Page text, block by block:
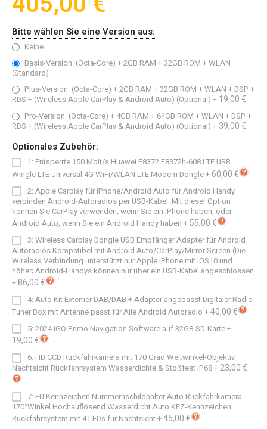
Bitte wählen Sie eine Version aus:
Keine
Basis-Version: (Octa-Core) + 2GB RAM + 32GB ROM + WLAN
(Standard)
Plus-Version: (Octa-Core) + 2GB RAM + 32GB ROM + WLAN + DSP +
RDS + (Wireless Apple CarPlay & Android Auto) (Optional) + 19,00 €
Pro-Version: (Octa-Core) + 4GB RAM + 64GB ROM + WLAN + DSP +
RDS + (Wireless Apple CarPlay & Android Auto) (Optional) + 39,00 €
Optionales Zubehör:
1: Entsperrte 150 Mbit/s Huawei E8372 E8372h-608 LTE USB
Wingle LTE Universal 4G WiFi/WLAN LTE Modem Dongle+60,00 €
2: Apple Carplay für iPhone/Android Auto für Android Handy
verbinden Android-Autoradios per USB-Kabel. Mit dieser Option
können Sie CarPlay verwenden, wenn Sie ein iPhone haben, oder
Android Auto, wenn Sie ein Android Handy haben + 55,00 €
3: Wireless Carplay Dongle USB Empfänger Adapter für Android
Autoradios Kompatibel mit Android Auto/CarPlay/Mirror Screen (Die
Wireless Verbindung unterstützt nur Apple iPhone mit IOS10 und
höher; Android-Handys können nur über ein USB-Kabel angeschlossen
+ 86,00 €
4: Auto Kit Externer DAB/DAB + Adapter angepasst Digitaler Radio
Tuner Box mit Antenne passt für Alle Android Autoradio +40,00 €
5: 2024 iGO Primo Navigation Software auf 32GB SD-Karte+
19,00 €
6: HD CCD Rückfahrkamera mit 170 Grad Weitwinkel-Objektiv
Nachtsicht Rückfahrsystem Wasserdichte & Stoßfest IP68+23,00 €
7: EU Kennzeichen Nummernschildhalter Auto Rückfahrkamera
170°Winkel Hochauflösend Wasserdicht Auto KFZ-Kennzeichen
Rückfahrsystem mit 4 LEDs für Nachtsicht+45,00 €